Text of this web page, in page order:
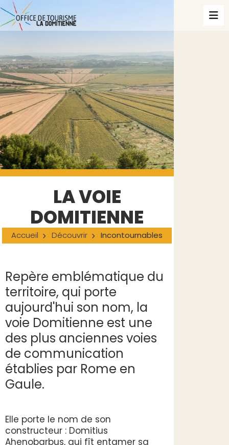
LA VOIE
DOMITIENNE
Accueil Découvrir Incontournables
Repère emblématique du
territoire, qui porte
aujourd'hui son nom, la
voie Domitienne est une
des plus anciennes voies
de communication
établies par Rome en
Gaule.
Elle porte le nom de son
constructeur : Domitius
Ahenobarbus, qui fît entamer sa